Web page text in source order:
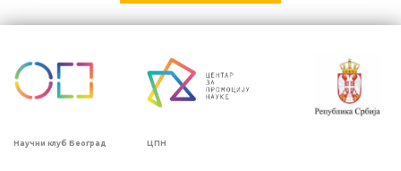
Кретање
Научни клуб Београд ЦПН